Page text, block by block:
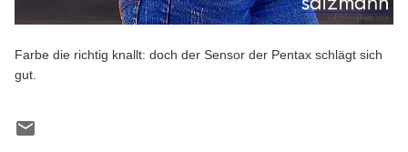
Farbe die richtig knallt: doch der Sensor der Pentax schlägt sich
gut.